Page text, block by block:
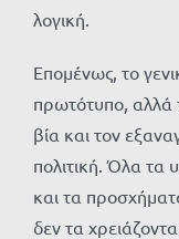
λογική.
Επομένως, το
πρωτότυπο, αλλά
βία και τον
πολιτική. Όλα τα
και τα
δεν τα